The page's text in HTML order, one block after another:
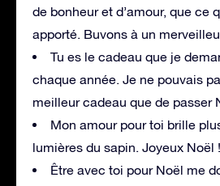
de bonheur et d’amour, que ce
apporté. Buvons à un
Tu es le cadeau que je
chaque année. Je ne pouvais
meilleur cadeau que de passer
Mon amour pour toi brille
lumières du sapin. Joyeux Noël !
Être avec toi pour Noël me